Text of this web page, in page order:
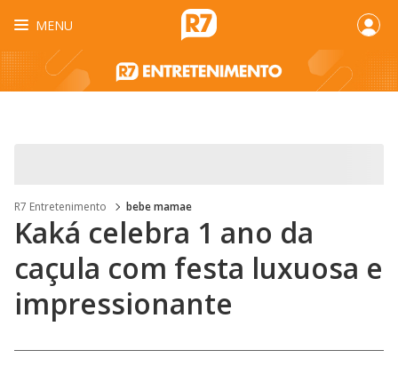
MENU
R7 Entretenimento bebe mamae
Kaká celebra 1 ano da
caçula com festa luxuosa e
impressionante